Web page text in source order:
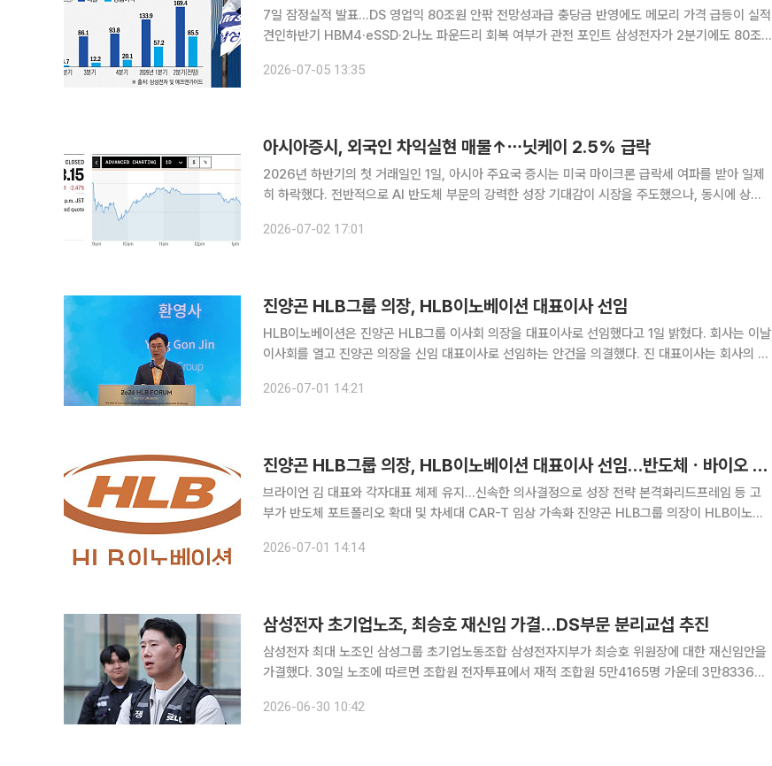
7일 잠정실적 발표…DS 영업익 80조원 안팎 전망성과급 충당금 반영에도 메모리 가격 급등이 실적
견인하반기 HBM4·eSSD·2나노 파운드리 회복 여부가 관전 포인트 삼성전자가 2분기에도 80조
은 메모리 가격 상승에 따른 원가 부담을 피하지 못했지만, AI
2026-07-05 13:35
아시아증시, 외국인 차익실현 매물↑⋯닛케이 2.5% 급락
2026년 하반기의 첫 거래일인 1일, 아시아 주요국 증시는 미국 마이크론 급락세 여파를 받아 일제
히 하락했다. 전반적으로 AI 반도체 부문의 강력한 성장 기대감이 시장을 주도했으나, 동시에 상반
2026-07-02 17:01
진양곤 HLB그룹 의장, HLB이노베이션 대표이사 선임
HLB이노베이션은 진양곤 HLB그룹 이사회 의장을 대표이사로 선임했다고 1일 밝혔다. 회사는 이날
이사회를 열고 진양곤 의장을 신임 대표이사로 선임하는 안건을 의결했다. 진 대표이사는 회사의 경
2026-07-01 14:21
진양곤 HLB그룹 의장, HLB이노베이션 대표이사 선임…반도체ㆍ바이오 직접 총괄
브라이언 김 대표와 각자대표 체제 유지…신속한 의사결정으로 성장 전략 본격화리드프레임 등 고
부가 반도체 포트폴리오 확대 및 차세대 CAR-T 임상 가속화 진양곤 HLB그룹 의장이 HLB이노베
핵심 현안에 대한 의사결정 속도가 빨라지면서, 고부가 반도체 제품군
2026-07-01 14:14
삼성전자 초기업노조, 최승호 재신임 가결…DS부문 분리교섭 추진
삼성전자 최대 노조인 삼성그룹 초기업노동조합 삼성전자지부가 최승호 위원장에 대한 재신임안을
가결했다. 30일 노조에 따르면 조합원 전자투표에서 재적 조합원 5만4165명 가운데 3만8336명
다. 이번 투표는 지난 24일부터 이날 오전 10시까지 진행됐으
2026-06-30 10:42